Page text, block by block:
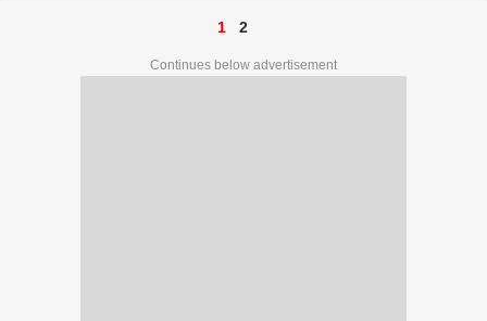
1 2
Continues below advertisement